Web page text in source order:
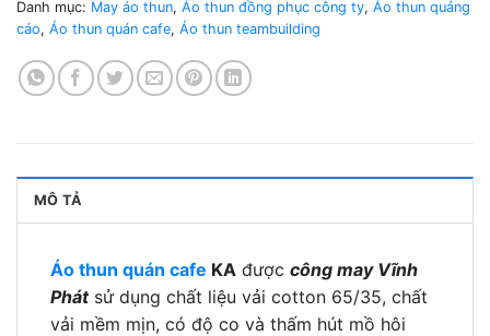
Danh mục: May áo thun, Áo thun đồng phục công ty, Áo thun quảng
cáo, Áo thun quán cafe, Áo thun teambuilding
MÔ TẢ
Áo thun quán cafe KA được công may Vĩnh
Phátsử dụng chất liệu vải cotton 65/35, chất
vải mềm mịn, có độ co và thấm hút mồ hôi